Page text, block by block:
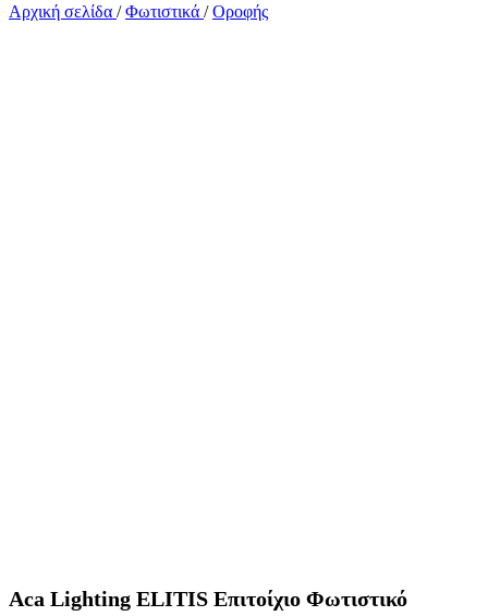
Αρχική σελίδα / Φωτιστικά / Οροφής
Aca Lighting ELITIS Επιτοίχιο Φωτιστικό